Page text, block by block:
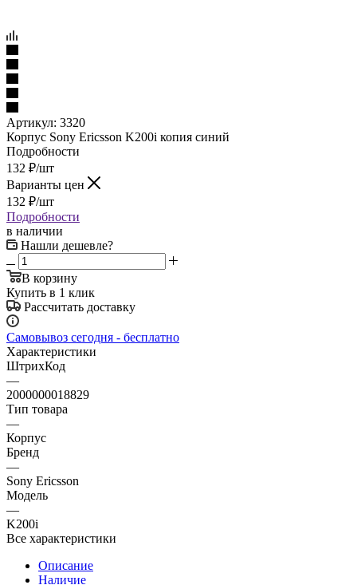
Артикул: 3320
Корпус Sony Ericsson K200i копия синий
Подробности
132 ₽/шт
Варианты цен
132 ₽/шт
Подробности
в наличии
Нашли дешевле?
В корзину
Купить в 1 клик
Рассчитать доставку
Самовывоз сегодня - бесплатно
Характеристики
ШтрихКод
—
2000000018829
Тип товара
—
Корпус
Бренд
—
Sony Ericsson
Модель
—
K200i
Все характеристики
Описание
Наличие